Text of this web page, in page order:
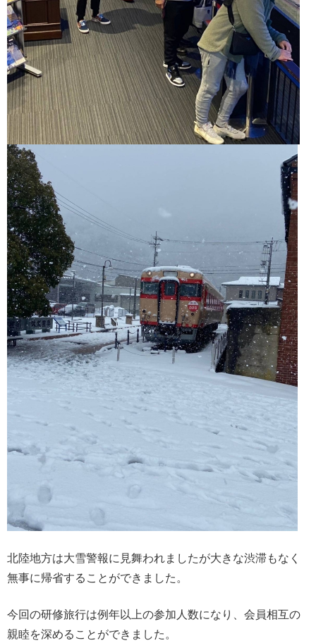
北陸地方は大雪警報に見舞われましたが大きな渋滞もなく
無事に帰省することができました。
今回の研修旅行は例年以上の参加人数になり、会員相互の
親睦を深めることができました。